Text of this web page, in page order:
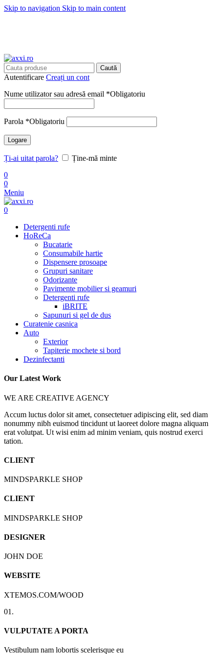
Skip to navigation Skip to main content
Caută
Autentificare Creați un cont
Nume utilizator sau adresă email *Obligatoriu
Parola *Obligatoriu
Logare
Ți-ai uitat parola?
Ține-mă minte
0
0
Meniu
0
Detergenti rufe
HoReCa
Bucatarie
Consumabile hartie
Dispensere prosoape
Grupuri sanitare
Odorizante
Pavimente mobilier si geamuri
Detergenti rufe
iBRITE
Sapunuri si gel de dus
Curatenie casnica
Auto
Exterior
Tapiterie mochete si bord
Dezinfectanti
Our Latest Work
WE ARE CREATIVE AGENCY
Accum luctus dolor sit amet, consectetuer adipiscing elit, sed diam
nonummy nibh euismod tincidunt ut laoreet dolore magna aliquam
erat volutpat. Ut wisi enim ad minim veniam, quis nostrud exerci
tation.
CLIENT
MINDSPARKLE SHOP
CLIENT
MINDSPARKLE SHOP
DESIGNER
JOHN DOE
WEBSITE
XTEMOS.COM/WOOD
01.
VULPUTATE A PORTA
Vestibulum nam lobortis scelerisque eu